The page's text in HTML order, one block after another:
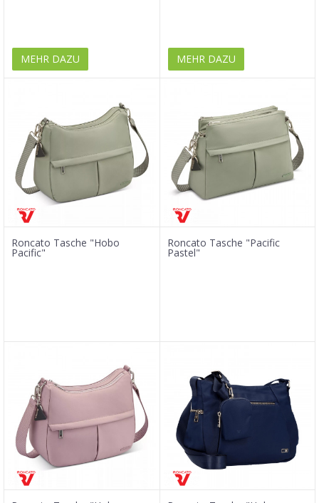
MEHR DAZU MEHR DAZU
Roncato Tasche "Hobo
Pacific"
Roncato Tasche "Pacific
Pastel"